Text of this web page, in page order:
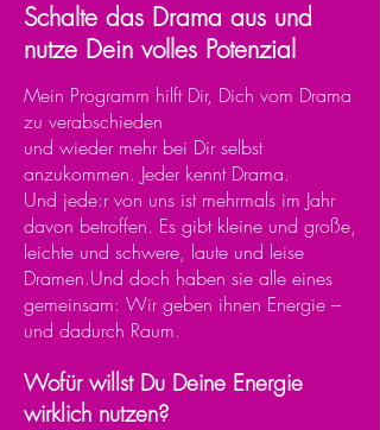
Schalte das Drama aus und
nutze Dein volles Potenzial
Mein Programm hilft Dir, Dich vom Drama
zu verabschieden
und wieder mehr bei Dir selbst
anzukommen. Jeder kennt Drama.
Und jede:r von uns ist mehrmals im Jahr
davon betroffen. Es gibt kleine und große,
leichte und schwere, laute und leise
Dramen.Und doch haben sie alle eines
gemeinsam: Wir geben ihnen Energie –
und dadurch Raum.
Wofür willst Du Deine Energie
wirklich nutzen?